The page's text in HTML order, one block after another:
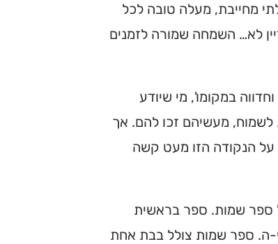
מחייבת, מעלה טובה לכל
לא… השמחה שמורה לזמנים
במקומו', מי שיודע
לשמוח, מעשיהם זכו להם. אך
על הנקודה הזו מעט קשה
ספר שמות. ספר בראשית
ה. ספר שמות צולל בבת אחת